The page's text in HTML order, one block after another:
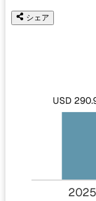
シェア
USD
2025